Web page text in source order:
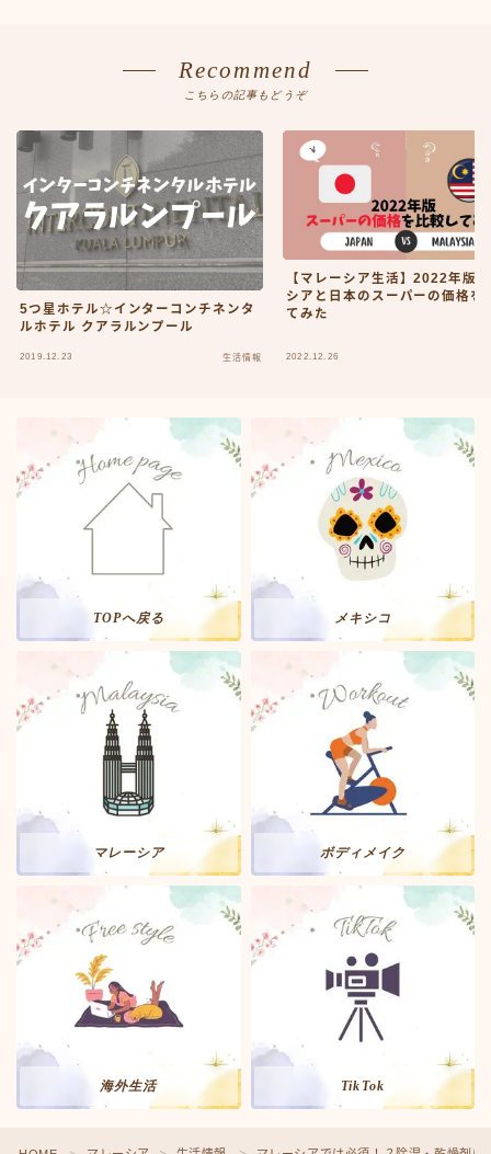
Follow Me
Recommend
こちらの記事もどうぞ
5つ星ホテル☆インターコンチネンタ
ルホテル クアラルンプール
2019.12.23 生活情報
【マレーシア生活】2022年版
シアと日本のスーパーの価格を
てみた
2022.12.26
TOPへ戻る メキシコ
マレーシア ボディメイク
海外生活 TikTok